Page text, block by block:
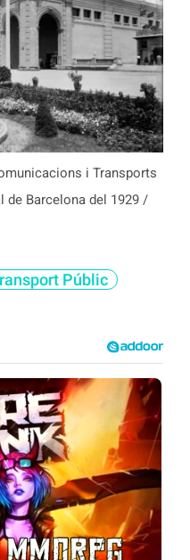
i Transports
de Barcelona del 1929 /
Públic